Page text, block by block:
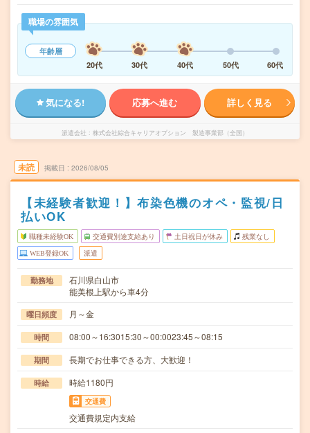
職場の雰囲気
年齢層
20代
30代 40代 50代 60代
気になる! 応募へ進む 詳しく見る
派遣会社 株式会社綜合キャリアオプション 製造事業部（全国）
未読 掲載日 2026/08/05
【未経験者歓迎！】布染色機のオペ・監視/日
払いOK
職種未経験OK 交通費別途支給あり 土日祝日が休み 残業なし
WEB登録OK 派遣
勤務地
石川県白山市
能美根上駅から車4分
曜日頻度 月～金
時間 08:00～16:3015:30～00:0023:45～08:15
期間 長期でお仕事できる方、大歓迎！
時給 時給1180円
交通費
交通費規定内支給